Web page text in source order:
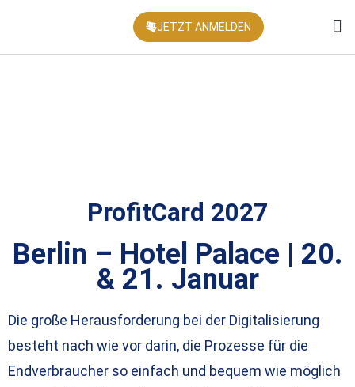
JETZT ANMELDEN
ProfitCard 2027​
Berlin – Hotel Palace | 20.
& 21. Januar
Die große Herausforderung bei der Digitalisierung
besteht nach wie vor darin, die Prozesse für die
Endverbraucher so einfach und bequem wie möglich